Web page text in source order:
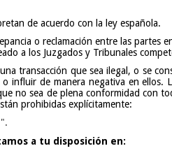
de acuerdo con la ley española.
o reclamación entre las
a los Juzgados y Tribunales
transacción que sea ilegal, o se
influir de manera negativa en
no sea de plena conformidad con
prohibidas explícitamente:
a tu disposición en: